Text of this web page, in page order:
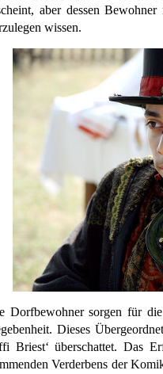
aber dessen
wissen.
Dorfbewohner sorgen für
Dieses
Briest‘ überschattet. Das
Verderbens der